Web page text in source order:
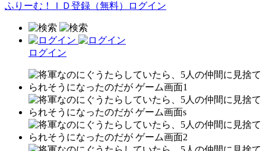
ふりーむ！ＩＤ登録（無料） ログイン
ログイン